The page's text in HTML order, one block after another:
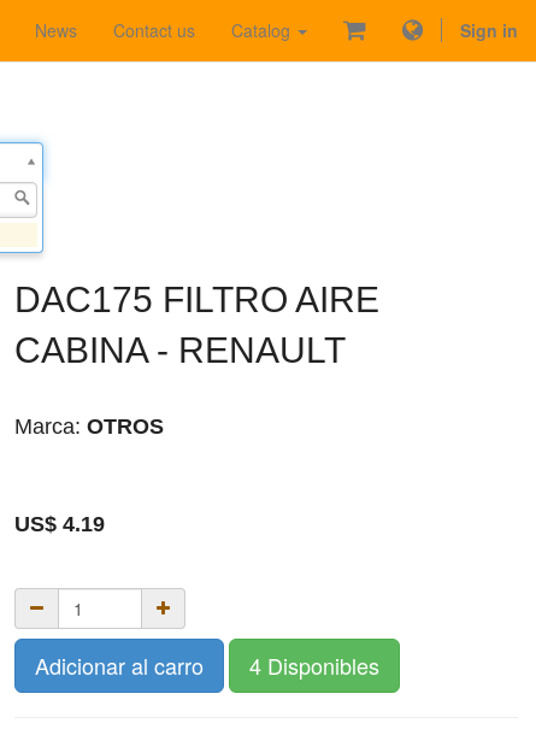
News Contact us Catalog Sign in
DAC175 FILTRO AIRE
CABINA - RENAULT
Marca: OTROS
US$ 4.19
Adicionar al carro 4 Disponibles